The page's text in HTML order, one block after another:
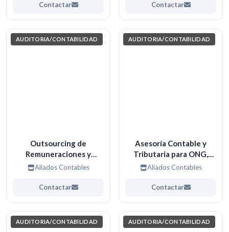
Contactar Contactar
AUDITORIA/CONTABILIDAD
Outsourcing de
Remuneraciones y
Gestión Laboral.
Aliados Contables
Contactar
AUDITORIA/CONTABILIDAD
Asesoría Contable y
Tributaria para ONG,
Fundaciones y Entidades
Aliados Contables
Contactar
AUDITORIA/CONTABILIDAD AUDITORIA/CONTABILIDAD